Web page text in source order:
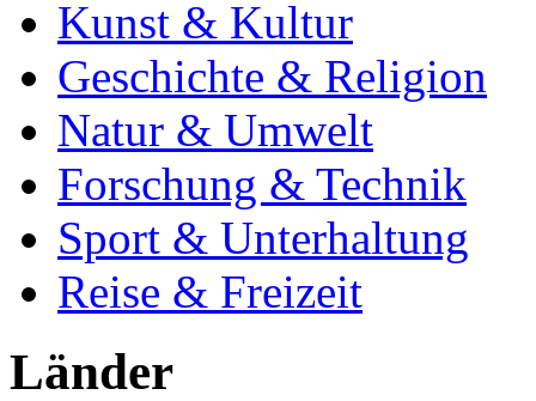
Kunst & Kultur
Geschichte & Religion
Natur & Umwelt
Forschung & Technik
Sport & Unterhaltung
Reise & Freizeit
Länder